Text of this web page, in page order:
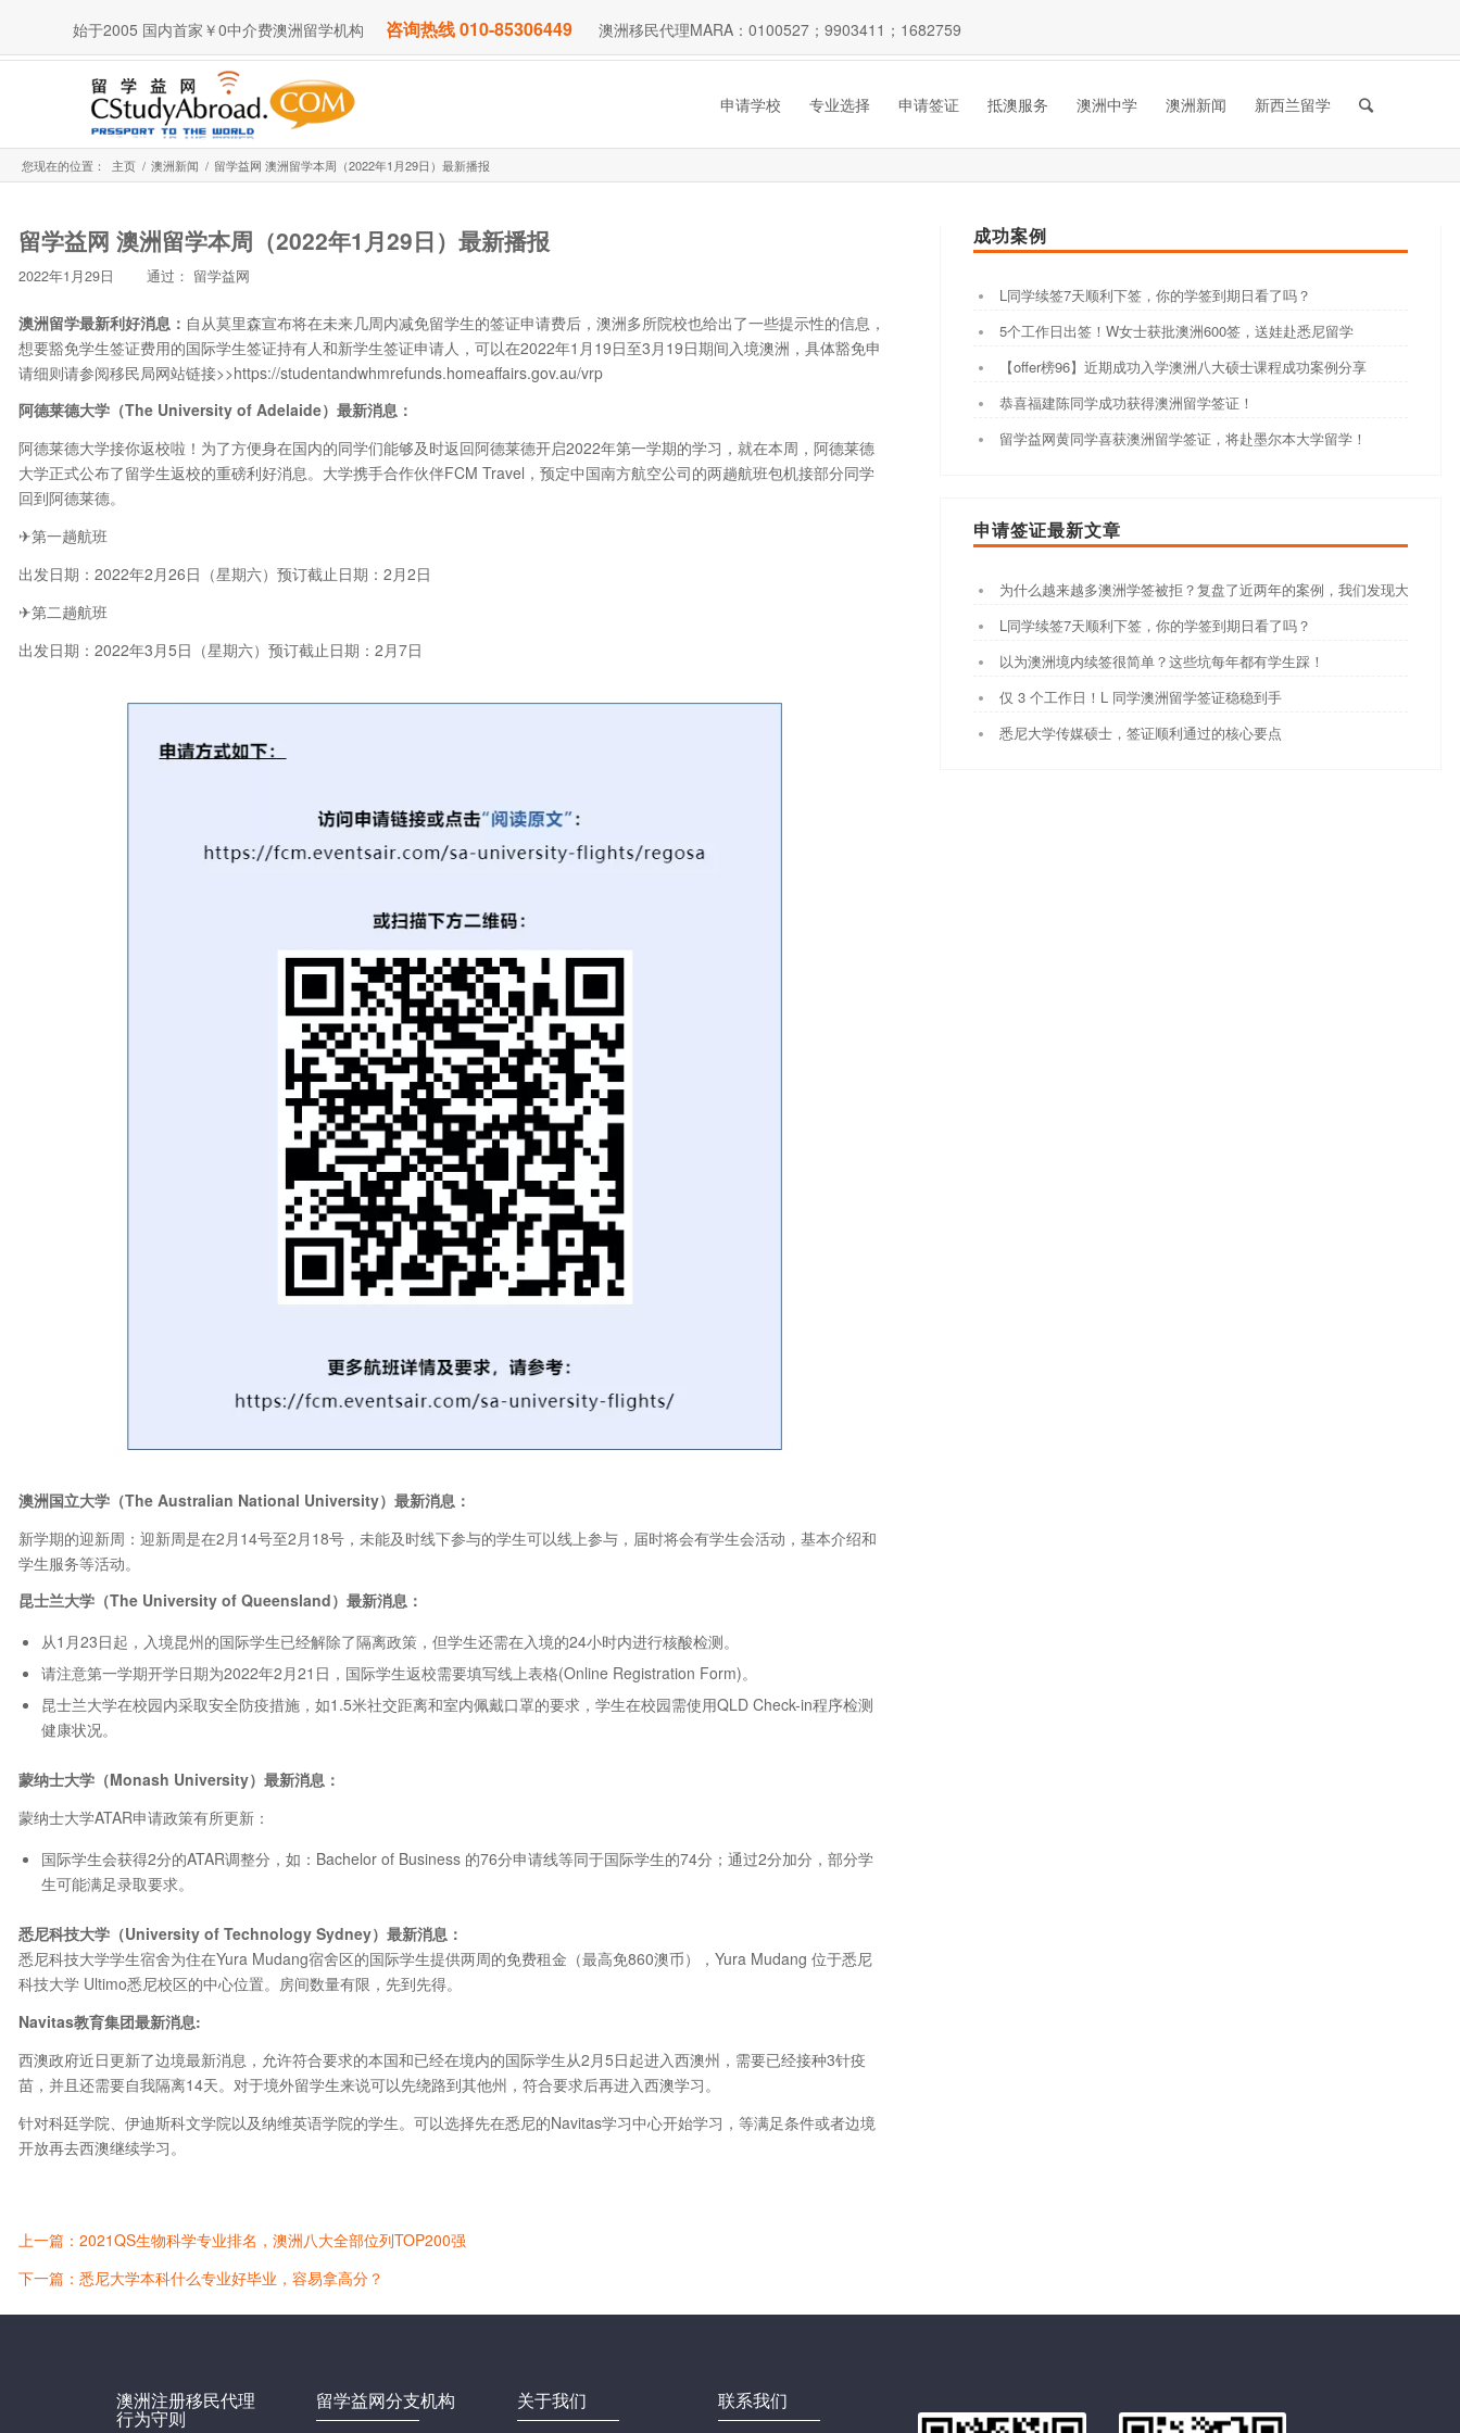
始于2005 国内首家￥0中介费澳洲留学机构 咨询热线 010-85306449 澳洲移民代理MARA：0100527；9903411；1682759
申请学校 专业选择 申请签证 抵澳服务 澳洲中学 澳洲新闻 新西兰留学
您现在的位置： 主页 / 澳洲新闻 / 留学益网 澳洲留学本周（2022年1月29日）最新播报
留学益网 澳洲留学本周（2022年1月29日）最新播报
2022年1月29日 通过： 留学益网
澳洲留学最新利好消息： 自从莫里森宣布将在未来几周内减免留学生的签证申请费后，澳洲多所院校也给出了一些提示性的信息，
想要豁免学生签证费用的国际学生签证持有人和新学生签证申请人，可以在2022年1月19日至3月19日期间入境澳洲，具体豁免申
请细则请参阅移民局网站链接>>https://studentandwhmrefunds.homeaffairs.gov.au/vrp
阿德莱德大学（The University of Adelaide）最新消息：
阿德莱德大学接你返校啦！为了方便身在国内的同学们能够及时返回阿德莱德开启2022年第一学期的学习，就在本周，阿德莱德
大学正式公布了留学生返校的重磅利好消息。大学携手合作伙伴FCM Travel，预定中国南方航空公司的两趟航班包机接部分同学
回到阿德莱德。
✈第一趟航班
出发日期：2022年2月26日（星期六）预订截止日期：2月2日
✈第二趟航班
出发日期：2022年3月5日（星期六）预订截止日期：2月7日
澳洲国立大学（The Australian National University）最新消息：
新学期的迎新周：迎新周是在2月14号至2月18号，未能及时线下参与的学生可以线上参与，届时将会有学生会活动，基本介绍和
学生服务等活动。
昆士兰大学（The University of Queensland）最新消息：
从1月23日起，入境昆州的国际学生已经解除了隔离政策，但学生还需在入境的24小时内进行核酸检测。
请注意第一学期开学日期为2022年2月21日，国际学生返校需要填写线上表格(Online Registration Form)。
昆士兰大学在校园内采取安全防疫措施，如1.5米社交距离和室内佩戴口罩的要求，学生在校园需使用QLD Check-in程序检测
健康状况。
蒙纳士大学（Monash University）最新消息：
蒙纳士大学ATAR申请政策有所更新：
国际学生会获得2分的ATAR调整分，如：Bachelor of Business 的76分申请线等同于国际学生的74分；通过2分加分，部分学
生可能满足录取要求。
悉尼科技大学（University of Technology Sydney）最新消息：
悉尼科技大学学生宿舍为住在Yura Mudang宿舍区的国际学生提供两周的免费租金（最高免860澳币），Yura Mudang 位于悉尼
科技大学 Ultimo悉尼校区的中心位置。房间数量有限，先到先得。
Navitas教育集团最新消息:
西澳政府近日更新了边境最新消息，允许符合要求的本国和已经在境内的国际学生从2月5日起进入西澳州，需要已经接种3针疫
苗，并且还需要自我隔离14天。对于境外留学生来说可以先绕路到其他州，符合要求后再进入西澳学习。
针对科廷学院、伊迪斯科文学院以及纳维英语学院的学生。可以选择先在悉尼的Navitas学习中心开始学习，等满足条件或者边境
开放再去西澳继续学习。
上一篇：2021QS生物科学专业排名，澳洲八大全部位列TOP200强
下一篇：悉尼大学本科什么专业好毕业，容易拿高分？
成功案例
L同学续签7天顺利下签，你的学签到期日看了吗？
5个工作日出签！W女士获批澳洲600签，送娃赴悉尼留学
【offer榜96】近期成功入学澳洲八大硕士课程成功案例分享
恭喜福建陈同学成功获得澳洲留学签证！
留学益网黄同学喜获澳洲留学签证，将赴墨尔本大学留学！
申请签证最新文章
为什么越来越多澳洲学签被拒？复盘了近两年的案例，我们发现大家都踩
L同学续签7天顺利下签，你的学签到期日看了吗？
以为澳洲境内续签很简单？这些坑每年都有学生踩！
仅 3 个工作日！L 同学澳洲留学签证稳稳到手
悉尼大学传媒硕士，签证顺利通过的核心要点
澳洲注册移民代理
行为守则
留学益网分支机构 关于我们 联系我们